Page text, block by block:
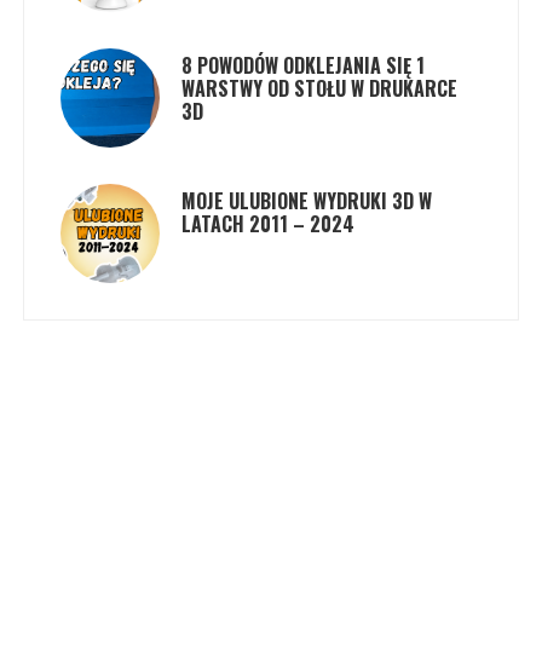
8 POWODÓW ODKLEJANIA SIĘ 1
WARSTWY OD STOŁU W DRUKARCE
3D
MOJE ULUBIONE WYDRUKI 3D W
LATACH 2011 – 2024